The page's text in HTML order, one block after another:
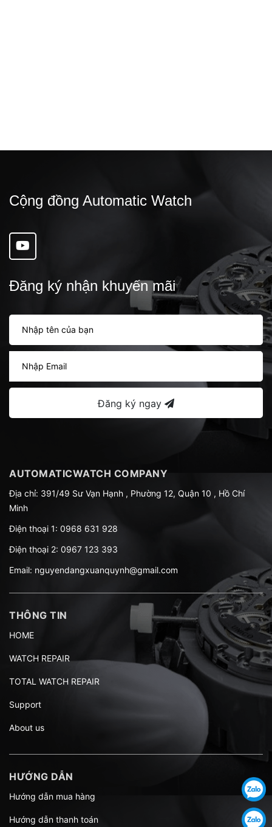
Cộng đồng Automatic Watch
Đăng ký nhận khuyến mãi
Đăng ký ngay
AUTOMATICWATCH COMPANY
Địa chỉ: 391/49 Sư Vạn Hạnh , Phường 12, Quận 10 , Hồ Chí
Minh
Điện thoại 1: 0968 631 928
Điện thoại 2: 0967 123 393
Email: nguyendangxuanquynh@gmail.com
THÔNG TIN
HOME
WATCH REPAIR
TOTAL WATCH REPAIR
Support
About us
HƯỚNG DẪN
Hướng dẫn mua hàng
Hướng dẫn thanh toán